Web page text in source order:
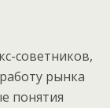
советников,
рынка
понятия